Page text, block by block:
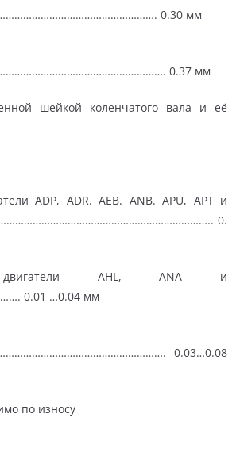
0.30 мм
0.37 мм
шейкой коленчатого вала и её
ADP, ADR. АЕВ. ANB. APU, APT и
0.
двигатели AHL, ANA и
0.01 …0.04 мм
0.03…0.08
по износу